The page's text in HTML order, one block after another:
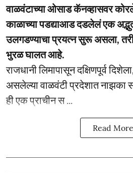
वाळवंटाच्या ओसाड कॅनव्हासवर
काळाच्या पडद्याआड दडलेलं एक
उलगडण्याचा प्रयत्न सुरू असला,
भुरळ घालत आहे.
राजधानी लिमापासून दक्षिणपूर्व
असलेल्या वाळवंटी प्रदेशात
ही एक प्राचीन स ...
Read More